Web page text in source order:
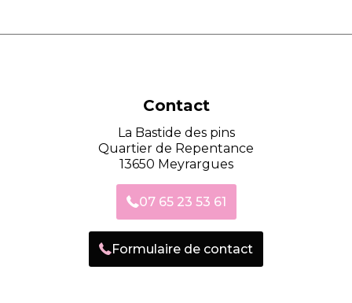
Contact
La Bastide des pins
Quartier de Repentance
13650 Meyrargues
07 65 23 53 61
Formulaire de contact